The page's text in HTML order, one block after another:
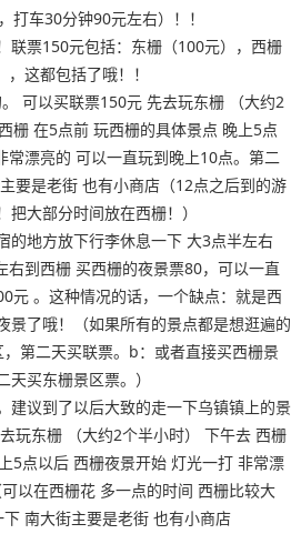
打车30分钟90元左右）！！
联票150元包括：东栅（100元），西栅
这都包括了哦！！
可以买联票150元 先去玩东栅 （大约2
栅 在5点前 玩西栅的具体景点 晚上5点
常漂亮的 可以一直玩到晚上10点。第二
要是老街 也有小商店（12点之后到的游
大部分时间放在西栅！）
的地方放下行李休息一下 大3点半左右
到西栅 买西栅的夜景票80，可以一直
元 。这种情况的话，一个缺点：就是西
景了哦！（如果所有的景点都是想逛遍的
第二天买联票。b：或者直接买西栅景
买东栅景区票。）
建议到了以后大致的走一下乌镇镇上的景
玩东栅 （大约2个半小时） 下午去 西栅
5点以后 西栅夜景开始 灯光一打 非常漂
以在西栅花 多一点的时间 西栅比较大
南大街主要是老街 也有小商店